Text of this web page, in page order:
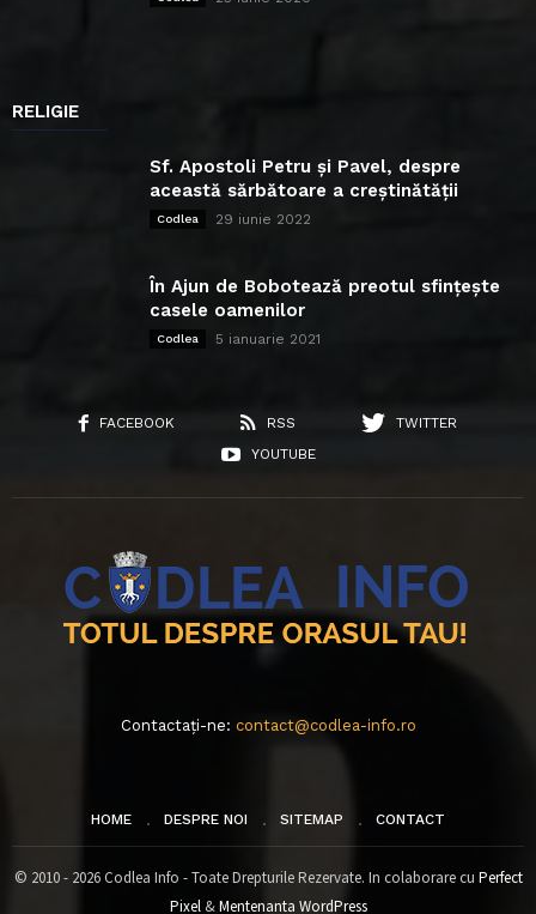
RELIGIE
Sf. Apostoli Petru și Pavel, despre
această sărbătoare a creștinătății
Codlea 29 iunie 2022
În Ajun de Bobotează preotul sfințește
casele oamenilor
Codlea 5 ianuarie 2021
FACEBOOK RSS
TWITTER
YOUTUBE
Contactați-ne: contact@codlea-info.ro
HOME DESPRE NOI SITEMAP CONTACT
© 2010 - 2026 Codlea Info - Toate Drepturile Rezervate. In colaborare cu Perfect
Pixel&Mentenanta WordPress